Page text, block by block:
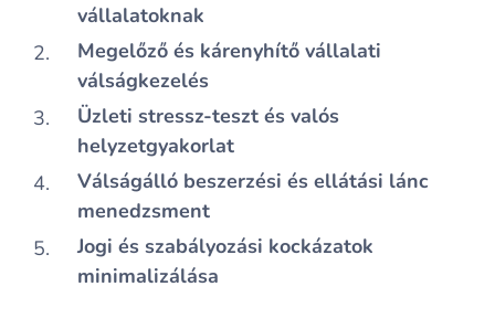
vállalatoknak
Megelőző és kárenyhítő vállalati
válságkezelés
Üzleti stressz-teszt és valós
helyzetgyakorlat
Válságálló beszerzési és ellátási lánc
menedzsment
Jogi és szabályozási kockázatok
minimalizálása